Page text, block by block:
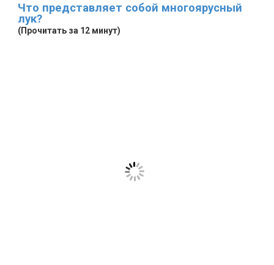
Что представляет собой многоярусный
лук?
(Прочитать за 12 минут)